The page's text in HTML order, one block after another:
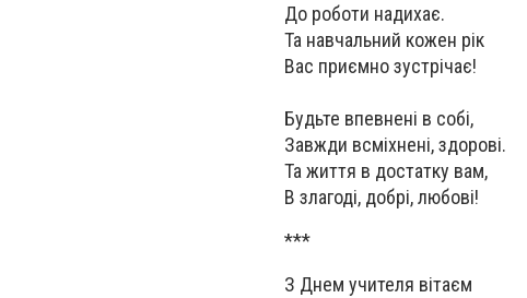
До роботи надихає.
Та навчальний кожен рік
Вас приємно зустрічає!
Будьте впевнені в собі,
Завжди всміхнені, здорові.
Та життя в достатку вам,
В злагоді, добрі, любові!
***
З Днем учителя вітаєм